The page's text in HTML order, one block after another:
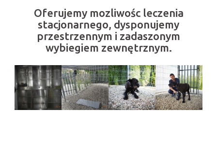
Oferujemy mozliwośc leczenia
stacjonarnego, dysponujemy
przestrzennym i zadaszonym
wybiegiem zewnętrznym.